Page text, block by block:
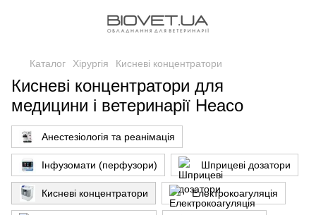
Каталог Хірургія Кисневі концентратори
Кисневі концентратори для
медицини і ветеринарії Heaco
Анестезіологія та реанімація
Інфузомати (перфузори) Шприцеві дозатори
Кисневі концентратори Електрокоагуляція